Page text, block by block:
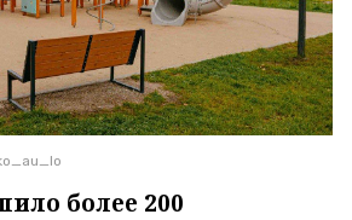
более 200